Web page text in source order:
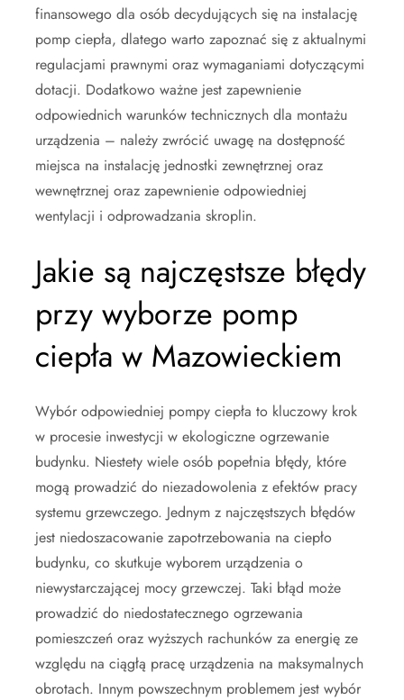
finansowego dla osób decydujących się na instalację
pomp ciepła, dlatego warto zapoznać się z aktualnymi
regulacjami prawnymi oraz wymaganiami dotyczącymi
dotacji. Dodatkowo ważne jest zapewnienie
odpowiednich warunków technicznych dla montażu
urządzenia – należy zwrócić uwagę na dostępność
miejsca na instalację jednostki zewnętrznej oraz
wewnętrznej oraz zapewnienie odpowiedniej
wentylacji i odprowadzania skroplin.
Jakie są najczęstsze błędy
przy wyborze pomp
ciepła w Mazowieckiem
Wybór odpowiedniej pompy ciepła to kluczowy krok
w procesie inwestycji w ekologiczne ogrzewanie
budynku. Niestety wiele osób popełnia błędy, które
mogą prowadzić do niezadowolenia z efektów pracy
systemu grzewczego. Jednym z najczęstszych błędów
jest niedoszacowanie zapotrzebowania na ciepło
budynku, co skutkuje wyborem urządzenia o
niewystarczającej mocy grzewczej. Taki błąd może
prowadzić do niedostatecznego ogrzewania
pomieszczeń oraz wyższych rachunków za energię ze
względu na ciągłą pracę urządzenia na maksymalnych
obrotach. Innym powszechnym problemem jest wybór